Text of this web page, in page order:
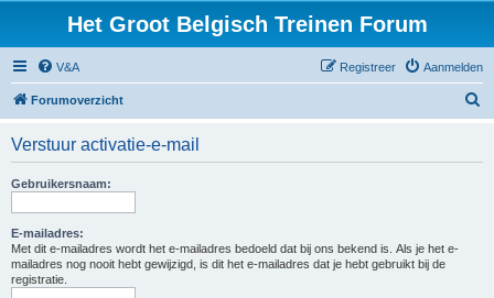
Het Groot Belgisch Treinen Forum
V&A Aanmelden
Registreer
Forumoverzicht
Verstuur activatie-e-mail
Gebruikersnaam:
E-mailadres:
Met dit e-mailadres wordt het e-mailadres bedoeld dat bij ons bekend is. Als je het e-
mailadres nog nooit hebt gewijzigd, is dit het e-mailadres dat je hebt gebruikt bij de
registratie.